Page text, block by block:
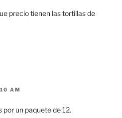
precio tienen las tortillas de
AM
un paquete de 12.